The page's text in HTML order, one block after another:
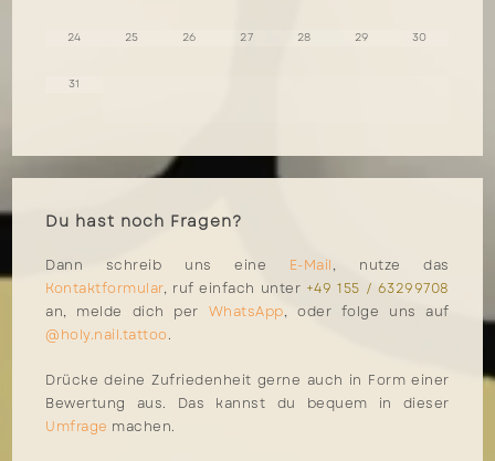
24 25 26 27 28 29 30
31
Du hast noch Fragen?
Dann schreib uns eine E-Mail, nutze das
Kontaktformular, ruf einfach unter +49 155 / 63299708
an, melde dich per WhatsApp, oder folge uns auf
@holy.nail.tattoo.
Drücke deine Zufriedenheit gerne auch in Form einer
Bewertung aus. Das kannst du bequem in dieser
Umfrage machen.